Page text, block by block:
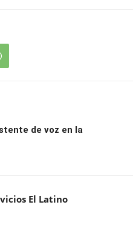
de voz en la
El Latino